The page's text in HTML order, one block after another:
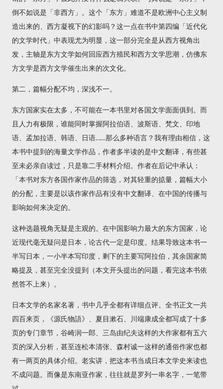
倒不如说是「非西方」。这个「东方」难道不是欧洲中心主义制
造出来的、西方凝视下的幻影吗？这一点在书中第四编「近代化
的文学时代」中表现尤为明显，这一部分完全是从西方视角出
发，主轴是东方文学如何回应西方殖民和西方文学思潮，仿佛东
方文学是西方文学催生出来的次文化。
第二，篇幅分配不均，深浅不一。
东方国家实在太多，不可能在一本书里对各国文学面面俱到。而
且人力有极限，谁能同时掌握阿拉伯语、波斯语、梵文、印地
语、孟加拉语、韩语、日语……那么多种语言？我有理由相信，这
本书中提到的海量文学作品，作者多半读的是中文翻译，有些甚
至未必亲自读过，只是靠二手材料介绍。作者在后记中承认：
「本书对东方各国作家作品的筛选，对其轻重的掂量，篇幅大小
的分配，主要是以该作家作品有没有中文翻译、在中国的传播与
影响如何来决定的。
这种选题视角无疑是主观的。在中国影响力最大的东方国家，论
近现代毫无疑问是日本，论古代一定是印度。结果导致这本书一
半写日本，一小半本写印度，剩下的主要写阿拉伯，其余国家简
略提及，甚至完全没提到（本文开头提出的问题，看完这本书依
然答不上来）。
日本文学的名家名著，书中几乎全都有详细点评。全书正文一共
四百来页，《源氏物語》、夏目漱石、川端康成全都写成了十多
页的专门章节，谷崎润一郎、三岛由纪夫这样的大作家都有五六
页的深入分析，甚至连松本清张、森村诚一这样的通俗作家也都
有一两页的具体介绍。老实讲，把这本书当成日本文学史来读也
不成问题。而像是东南亚作家，往往就是罗列一串名字，一笔带